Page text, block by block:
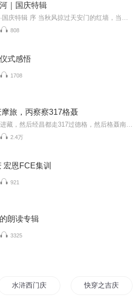
｜国庆特辑
808
式感悟
1708
旅，丙察察317格聂
2.4万
宏恩FCE集训
921
朗读专辑
3325
水浒西门庆 快穿之吉庆有余